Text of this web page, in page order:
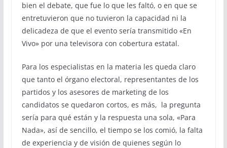
bien el debate, que fue lo que les faltó, o en que se
entretuvieron que no tuvieron la capacidad ni la
delicadeza de que el evento sería transmitido «En
Vivo» por una televisora con cobertura estatal.
Para los especialistas en la materia les queda claro
que tanto el órgano electoral, representantes de los
partidos y los asesores de marketing de los
candidatos se quedaron cortos, es más, la pregunta
sería para qué están y la respuesta una sola, «Para
Nada», así de sencillo, el tiempo se los comió, la falta
de experiencia y de visión de quienes según lo